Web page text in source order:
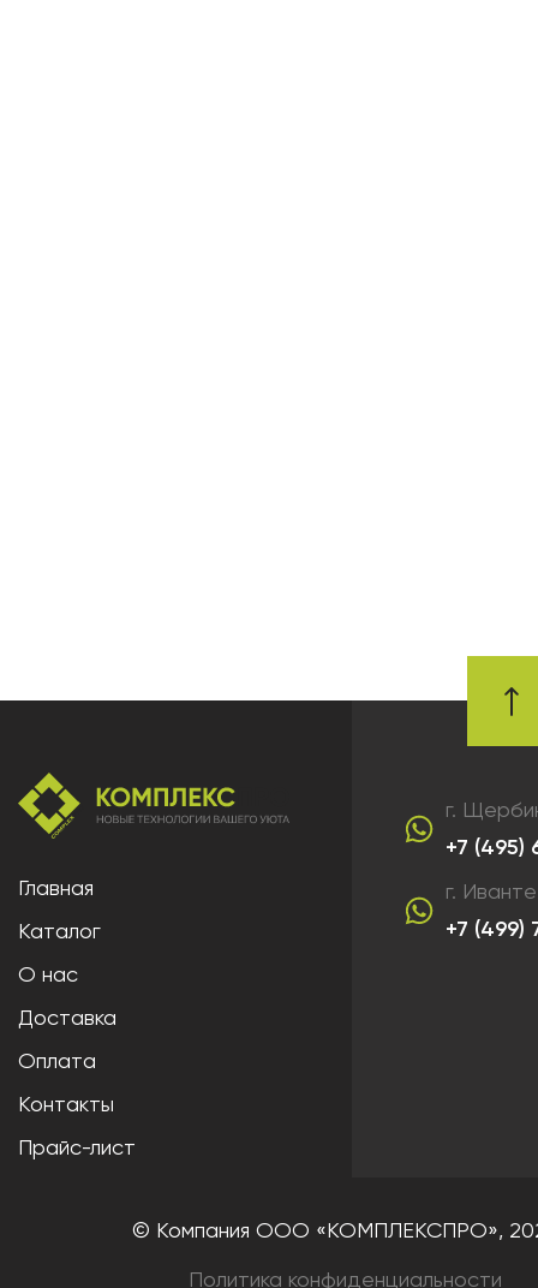
Главная
Каталог
О нас
Доставка
Оплата
Контакты
Прайс-лист
г.
+7 (495)
г.
+7 (499)
© Компания ООО «КОМПЛЕКСПРО»,
Политика конфиденциальности